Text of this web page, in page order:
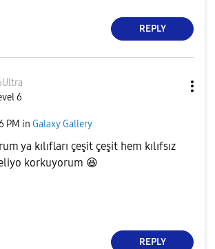
REPLY
6
PM in Galaxy Gallery
ya kılıfları çeşit çeşit hem kılıfsız
korkuyorum 😆
REPLY